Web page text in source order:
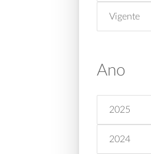
Vigente
Ano
2025
2024